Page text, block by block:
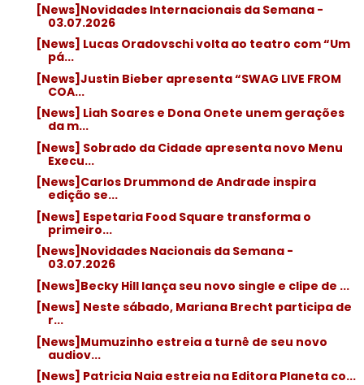
[News]Novidades Internacionais da Semana -
03.07.2026
[News] Lucas Oradovschi volta ao teatro com “Um
pá...
[News]Justin Bieber apresenta “SWAG LIVE FROM
COA...
[News] Liah Soares e Dona Onete unem gerações
da m...
[News] Sobrado da Cidade apresenta novo Menu
Execu...
[News]Carlos Drummond de Andrade inspira
edição se...
[News] Espetaria Food Square transforma o
primeiro...
[News]Novidades Nacionais da Semana -
03.07.2026
[News]Becky Hill lança seu novo single e clipe de ...
[News] Neste sábado, Mariana Brecht participa de
r...
[News]Mumuzinho estreia a turnê de seu novo
audiov...
[News] Patricia Naia estreia na Editora Planeta co...